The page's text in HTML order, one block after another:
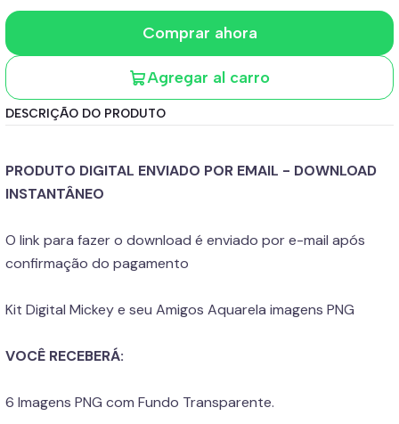
Agregar al carro
Comprar ahora
DESCRIÇÃO DO PRODUTO
PRODUTO DIGITAL ENVIADO POR EMAIL - DOWNLOAD
INSTANTÂNEO
O link para fazer o download é enviado por e-mail após
confirmação do pagamento
Kit Digital Mickey e seu Amigos Aquarela imagens PNG
VOCÊ RECEBERÁ:
6 Imagens PNG com Fundo Transparente.